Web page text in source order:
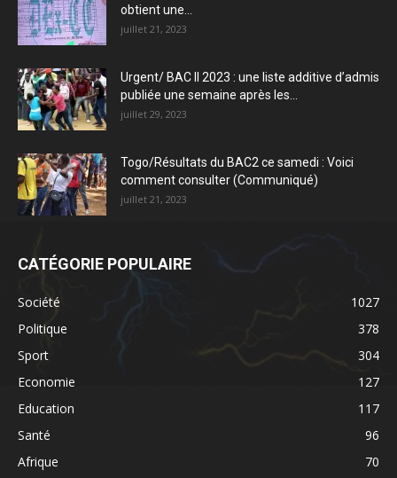
obtient une...
juillet 21, 2023
Urgent/ BAC II 2023 : une liste additive d’admis
publiée une semaine après les...
juillet 29, 2023
Togo/Résultats du BAC2 ce samedi : Voici
comment consulter (Communiqué)
juillet 21, 2023
CATÉGORIE POPULAIRE
Société
1027
Politique
378
Sport
304
Economie
127
Education
117
Santé
96
Afrique
70